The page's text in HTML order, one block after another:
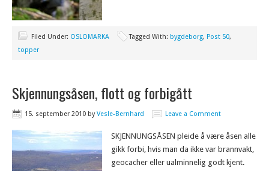
Filed Under: OSLOMARKA Tagged With: bygdeborg, Post 50,
topper
Skjennungsåsen, flott og forbigått
15. september 2010 byVesle-Bernhard Leave a Comment
SKJENNUNGSÅSEN pleide å være åsen alle
gikk forbi, hvis man da ikke var brannvakt,
geocacher eller ualminnelig godt kjent.